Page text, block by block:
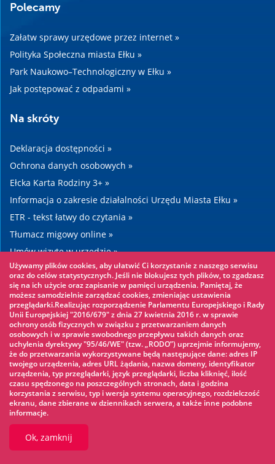
Polecamy
Załatw sprawy urzędowe przez internet »
Polityka Społeczna miasta Ełku »
Park Naukowo–Technologiczny w Ełku »
Jak postępować z odpadami »
Na skróty
Deklaracja dostępności »
Ochrona danych osobowych »
Ełcka Karta Rodziny 3+ »
Informacja o zakresie działalności Urzędu Miasta Ełku »
ETR - tekst łatwy do czytania »
Tłumacz migowy online »
Umów wizytę w urzędzie »
Drogi »
Warto zobaczyć
Park linowy »
Park Wodny »
Lodowisko »
KINOECK »
Muzeum »
© 2026 UM Ełk
Używamy plików cookies, aby ułatwić Ci korzystanie z naszego serwisu
oraz do celów statystycznych. Jeśli nie blokujesz tych plików, to zgadzasz
się na ich użycie oraz zapisanie w pamięci urządzenia. Pamiętaj, że
możesz samodzielnie zarządzać cookies, zmieniając ustawienia
przeglądarki.Realizując rozporządzenie Parlamentu Europejskiego i Rady
Unii Europejskiej "2016/679" z dnia 27 kwietnia 2016 r. w sprawie
ochrony osób fizycznych w związku z przetwarzaniem danych
osobowych i w sprawie swobodnego przepływu takich danych oraz
uchylenia dyrektywy "95/46/WE" (tzw. „RODO”) uprzejmie informujemy,
że do przetwarzania wykorzystywane będą następujące dane: adres IP
twojego urządzenia, adres URL żądania, nazwa domeny, identyfikator
urządzenia, typ przeglądarki, język przeglądarki, liczba kliknięć, ilość
czasu spędzonego na poszczególnych stronach, data i godzina
korzystania z serwisu, typ i wersja systemu operacyjnego, rozdzielczość
ekranu, dane zbierane w dziennikach serwera, a także inne podobne
informacje.
Ok, zamknij